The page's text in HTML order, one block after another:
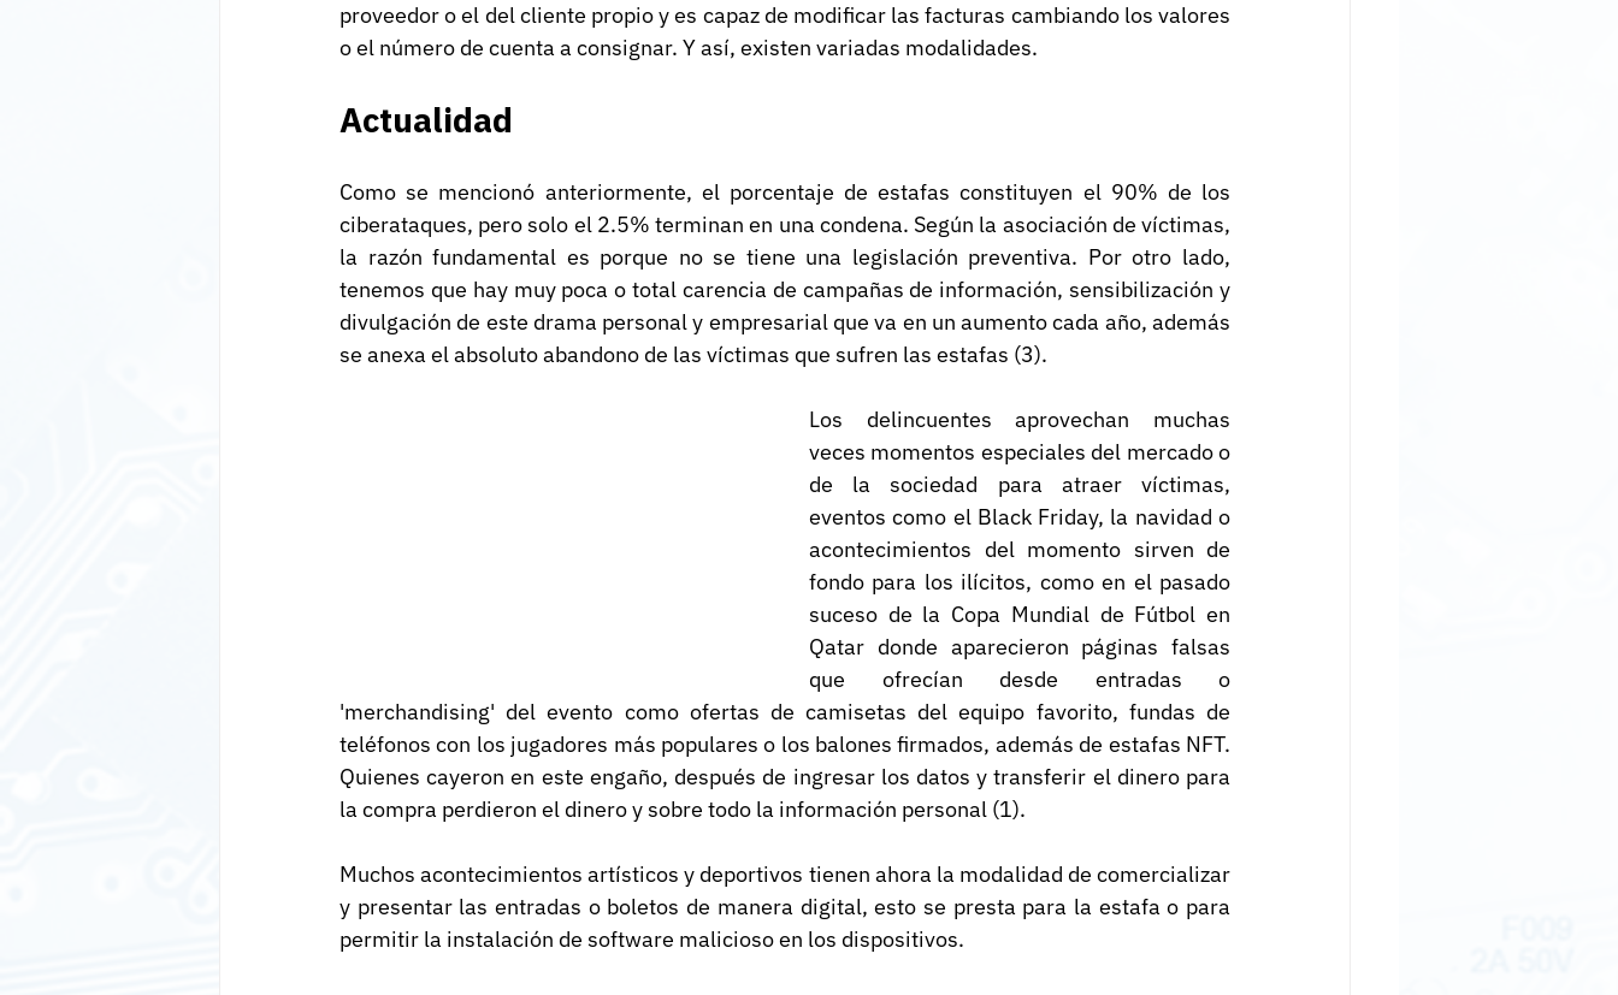
proveedor o el del cliente propio y es capaz de modificar las facturas cambiando los valores
o el número de cuenta a consignar. Y así, existen variadas modalidades.
Actualidad
Como se mencionó anteriormente, el porcentaje de estafas constituyen el 90% de los
ciberataques, pero solo el 2.5% terminan en una condena. Según la asociación de víctimas,
la razón fundamental es porque no se tiene una legislación preventiva. Por otro lado,
tenemos que hay muy poca o total carencia de campañas de información, sensibilización y
divulgación de este drama personal y empresarial que va en un aumento cada año, además
se anexa el absoluto abandono de las víctimas que sufren las estafas (3).
Los delincuentes aprovechan muchas
veces momentos especiales del mercado o
de la sociedad para atraer víctimas,
eventos como el Black Friday, la navidad o
acontecimientos del momento sirven de
fondo para los ilícitos, como en el pasado
suceso de la Copa Mundial de Fútbol en
Qatar donde aparecieron páginas falsas
que ofrecían desde entradas o
'merchandising' del evento como ofertas de camisetas del equipo favorito, fundas de
teléfonos con los jugadores más populares o los balones firmados, además de estafas NFT.
Quienes cayeron en este engaño, después de ingresar los datos y transferir el dinero para
la compra perdieron el dinero y sobre todo la información personal (1).
Muchos acontecimientos artísticos y deportivos tienen ahora la modalidad de comercializar
y presentar las entradas o boletos de manera digital, esto se presta para la estafa o para
permitir la instalación de software malicioso en los dispositivos.